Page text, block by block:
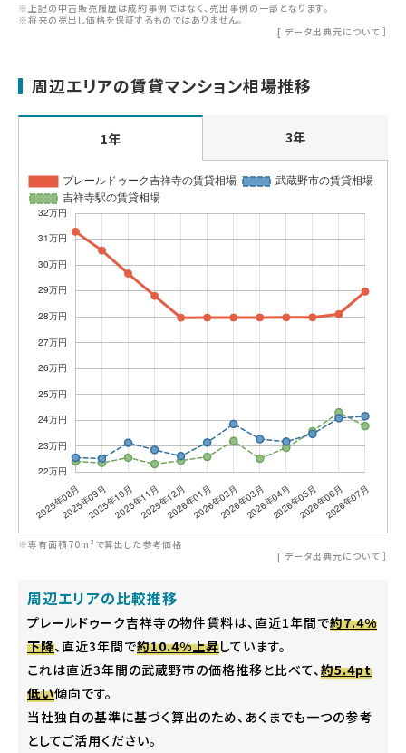
※上記の中古販売履歴は成約事例ではなく、売出事例の一部となります。
※将来の売出し価格を保証するものではありません。
[ データ出典元について ］
周辺エリアの賃貸マンション相場推移
1年 3年
※専有面積70m²で算出した参考価格
[ データ出典元について ］
周辺エリアの比較推移
プレールドゥーク吉祥寺の物件賃料は、直近1年間で約7.4%
下降、直近3年間で約10.4%上昇しています。
これは直近3年間の武蔵野市の価格推移と比べて、約5.4pt
低い傾向です。
当社独自の基準に基づく算出のため、あくまでも一つの参考
としてご活用ください。